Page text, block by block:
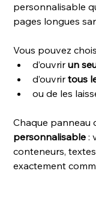
personnalisable
pages longues
Vous pouvez
d’ouvrir un
d’ouvrir tous
ou de les
Chaque panneau
personnalisable :
conteneurs,
exactement